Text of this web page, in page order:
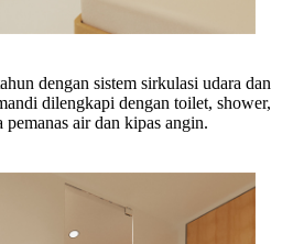
dengan sistem sirkulasi udara dan
dilengkapi dengan toilet, shower,
air dan kipas angin.